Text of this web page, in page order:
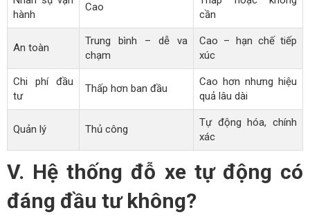
hành
Cao
cần
An toàn
Trung bình – dễ va
chạm
Cao – hạn chế tiếp
xúc
Chi phí đầu
tư
Thấp hơn ban đầu
Cao hơn nhưng hiệu
quả lâu dài
Quản lý Thủ công
Tự động hóa, chính
xác
V. Hệ thống đỗ xe tự động có
đáng đầu tư không?